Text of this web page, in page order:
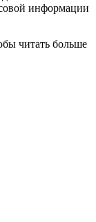
информации
читать больше